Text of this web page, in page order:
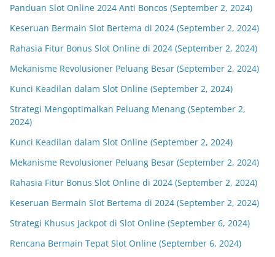
Panduan Slot Online 2024 Anti Boncos (September 2, 2024)
Keseruan Bermain Slot Bertema di 2024 (September 2, 2024)
Rahasia Fitur Bonus Slot Online di 2024 (September 2, 2024)
Mekanisme Revolusioner Peluang Besar (September 2, 2024)
Kunci Keadilan dalam Slot Online (September 2, 2024)
Strategi Mengoptimalkan Peluang Menang (September 2,
2024)
Kunci Keadilan dalam Slot Online (September 2, 2024)
Mekanisme Revolusioner Peluang Besar (September 2, 2024)
Rahasia Fitur Bonus Slot Online di 2024 (September 2, 2024)
Keseruan Bermain Slot Bertema di 2024 (September 2, 2024)
Strategi Khusus Jackpot di Slot Online (September 6, 2024)
Rencana Bermain Tepat Slot Online (September 6, 2024)